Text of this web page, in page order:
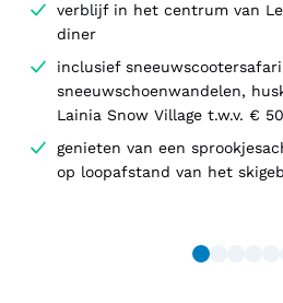
verblijf in het centrum van
diner
inclusief
sneeuwschoenwandelen,
Lainia Snow Village t.w.v. €
genieten van een
op loopafstand van het